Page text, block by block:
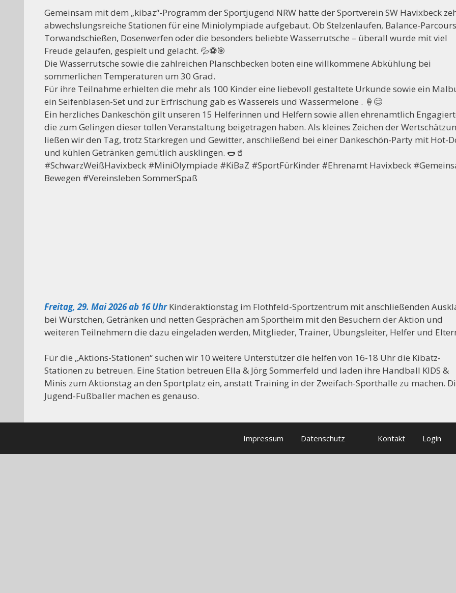
Gemeinsam mit dem „kibaz“-Programm der Sportjugend NRW hatte der Sportverein SW Havixbeck
abwechslungsreiche Stationen für eine Miniolympiade aufgebaut. Ob Stelzenlaufen, Balance-
Torwandschießen, Dosenwerfen oder die besonders beliebte Wasserrutsche – überall wurde mit viel
Freude gelaufen, gespielt und gelacht. 💦⚽🎯
Die Wasserrutsche sowie die zahlreichen Planschbecken boten eine willkommene Abkühlung bei
sommerlichen Temperaturen um 30 Grad.
Für ihre Teilnahme erhielten die mehr als 100 Kinder eine liebevoll gestaltete Urkunde sowie ein
ein Seifenblasen-Set und zur Erfrischung gab es Wassereis und Wassermelone . 🍦😊
Ein herzliches Dankeschön gilt unseren 15 Helferinnen und Helfern sowie allen ehrenamtlich
die zum Gelingen dieser tollen Veranstaltung beigetragen haben. Als kleines Zeichen der
ließen wir den Tag, trotz Starkregen und Gewitter, anschließend bei einer Dankeschön-Party mit Hot-
und kühlen Getränken gemütlich ausklingen. 🌭🥤
#SchwarzWeißHavixbeck #MiniOlympiade #KiBaZ #SportFürKinder #Ehrenamt Havixbeck
Bewegen #Vereinsleben SommerSpaß
Freitag, 29. Mai 2026 ab 16 UhrKinderaktionstag im Flothfeld-Sportzentrum mit anschließenden
bei Würstchen, Getränken und netten Gesprächen am Sportheim mit den Besuchern der Aktion und
weiteren Teilnehmern die dazu eingeladen werden, Mitglieder, Trainer, Übungsleiter, Helfer und
Für die „Aktions-Stationen“ suchen wir 10 weitere Unterstützer die helfen von 16-18 Uhr die Kibatz-
Stationen zu betreuen. Eine Station betreuen Ella & Jörg Sommerfeld und laden ihre Handball KIDS &
Minis zum Aktionstag an den Sportplatz ein, anstatt Training in der Zweifach-Sporthalle zu machen.
Jugend-Fußballer machen es genauso.
Impressum Datenschutz Kontakt Login